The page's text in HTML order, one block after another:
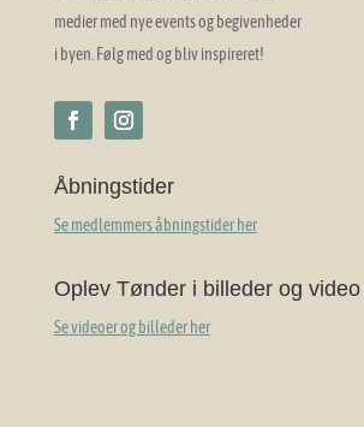
medier med nye events og begivenheder
i byen. Følg med og bliv inspireret!
Åbningstider
Se medlemmers åbningstider her
Oplev Tønder i billeder og video
Se videoer og billeder her